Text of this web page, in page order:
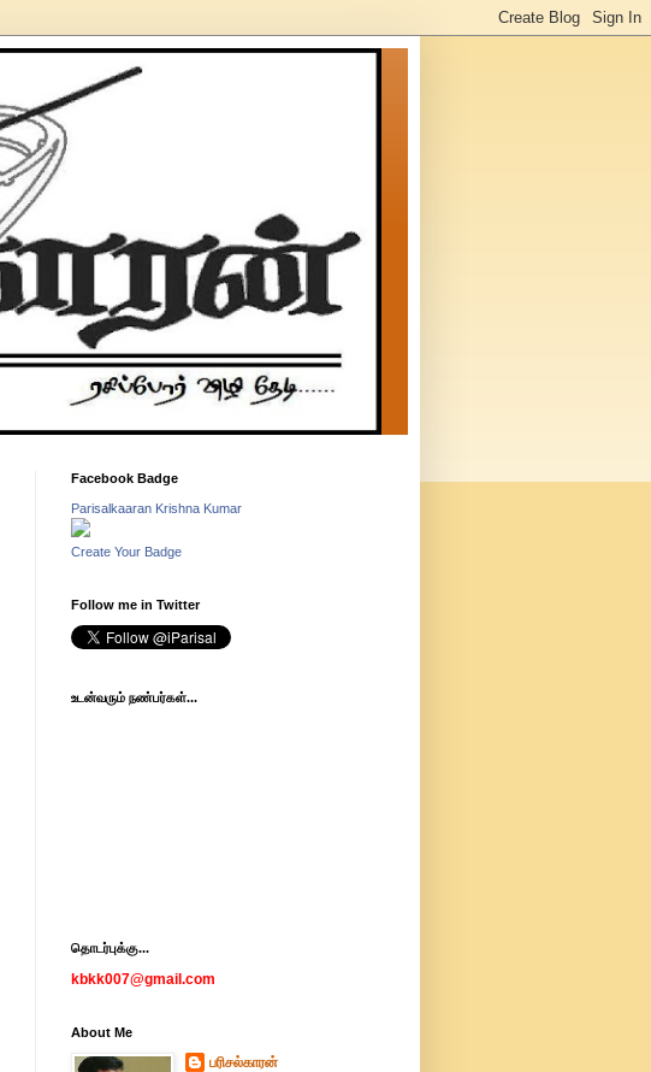
Facebook Badge
Parisalkaaran Krishna Kumar
Create Your Badge
Follow me in Twitter
உடன்வரும் நண்பர்கள்...
தொடர்புக்கு...
kbkk007@gmail.com
About Me
பரிசல்காரன்